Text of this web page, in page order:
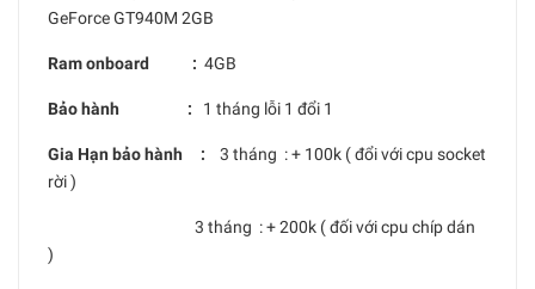
GeForce GT940M 2GB
Ram onboard : 4GB
Bảo hành : 1 tháng lỗi 1 đổi 1
Gia Hạn bảo hành : 3 tháng : + 100k ( đổi với cpu socket
rời )
3 tháng : + 200k ( đối với cpu chíp dán
)